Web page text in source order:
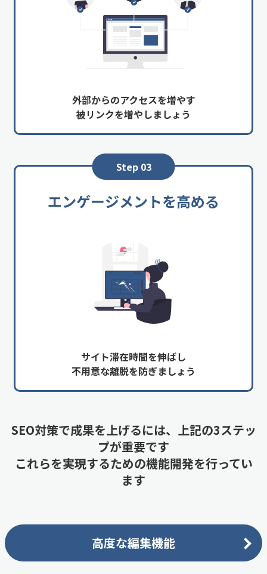
外部からのアクセスを増やす
被リンクを増やしましょう
Step 03
エンゲージメントを高める
サイト滞在時間を伸ばし
不用意な離脱を防ぎましょう
SEO対策で成果を上げるには、上記の3ステッ
プが重要です
これらを実現するための機能開発を行ってい
ます
高度な編集機能